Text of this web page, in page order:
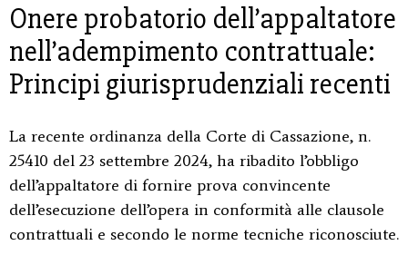
Onere probatorio dell’appaltatore
nell’adempimento contrattuale:
Principi giurisprudenziali recenti
La recente ordinanza della Corte di Cassazione, n.
25410 del 23 settembre 2024, ha ribadito l’obbligo
dell’appaltatore di fornire prova convincente
dell’esecuzione dell’opera in conformità alle clausole
contrattuali e secondo le norme tecniche riconosciute.